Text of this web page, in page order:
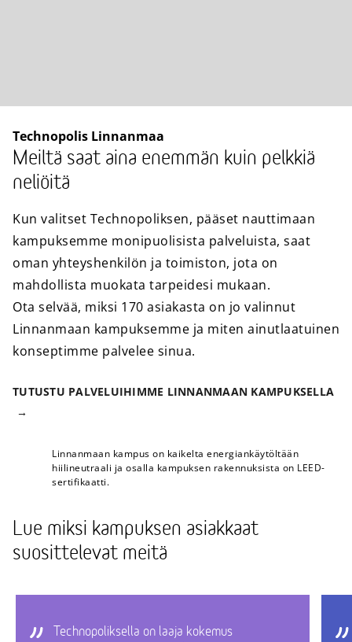
Technopolis Linnanmaa
Meiltä saat aina enemmän kuin pelkkiä
neliöitä
Kun valitset Technopoliksen, pääset nauttimaan
kampuksemme monipuolisista palveluista, saat
oman yhteyshenkilön ja toimiston, jota on
mahdollista muokata tarpeidesi mukaan.
Ota selvää, miksi 170 asiakasta on jo valinnut
Linnanmaan kampuksemme ja miten ainutlaatuinen
konseptimme palvelee sinua.
TUTUSTU PALVELUIHIMME LINNANMAAN KAMPUKSELLA
Linnanmaan kampus on kaikelta energiankäytöltään
hiilineutraali ja osalla kampuksen rakennuksista on LEED-
sertifikaatti.
Lue miksi kampuksen asiakkaat
suosittelevat meitä
Technopoliksella on laaja kokemus